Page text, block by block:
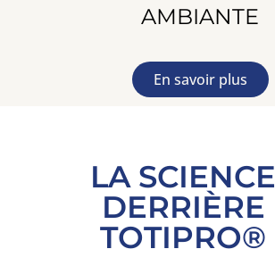
AMBIANTE
En savoir plus
LA SCIENCE
DERRIÈRE
TOTIPRO®